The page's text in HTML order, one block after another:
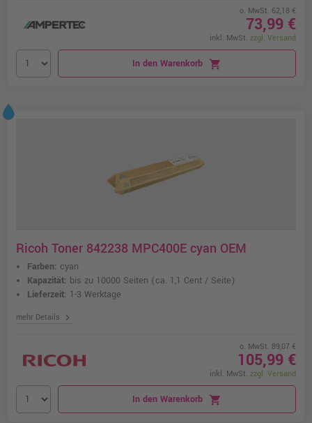
o. MwSt. 62,18 €
73,99 €
inkl. MwSt. zzgl. Versand
In den Warenkorb shopping_cart
Ricoh Toner 842238 MPC400E cyan OEM
Farben: cyan
Kapazität: bis zu 10000 Seiten (ca. 1,1 Cent / Seite)
Lieferzeit: 1-3 Werktage
mehr Details chevron_right
o. MwSt. 89,07 €
105,99 €
inkl. MwSt. zzgl. Versand
In den Warenkorb shopping_cart